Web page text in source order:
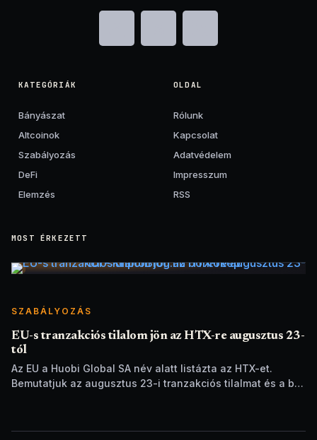
KATEGÓRIÁK
Bányászat
Altcoinok
Szabályozás
DeFi
Elemzés
OLDAL
Rólunk
Kapcsolat
Adatvédelem
Impresszum
RSS
MOST ÉRKEZETT
SZABÁLYOZÁS
EU-s tranzakciós tilalom jön az HTX-re augusztus 23-
tól
Az EU a Huobi Global SA név alatt listázta az HTX-et.
Bemutatjuk az augusztus 23-i tranzakciós tilalmat és a brit